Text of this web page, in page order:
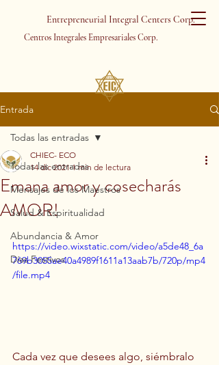
Entrepreneurial Integral Centers Corp.
Centros Integrales Empresariales Corp.
Entrada
Todas las entradas
Mensajes de los Maestros
Salud & Espiritualidad
Abundancia & Amor
Días Festivos
Todas las entradas
Emana amor y cosecharás
AMOR!
CHIEC- ECO
14 dic 2021 1 min de lectura
https://video.wixstatic.com/video/a5de48_6a
769b3055ae40a4989f1611a13aab7b/720p/mp4
/file.mp4
Cada vez que desees algo, siémbralo